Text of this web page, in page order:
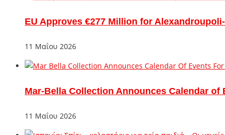
EU Approves €277 Million for
11 Μαΐου 2026
Mar-Bella Collection Announces Calendar of
11 Μαΐου 2026